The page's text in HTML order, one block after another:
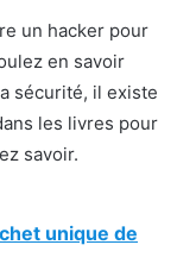
un hacker pour
en savoir
sécurité, il existe
les livres pour
savoir.
unique de